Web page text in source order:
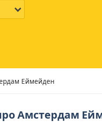
Еймейден
Амстердам